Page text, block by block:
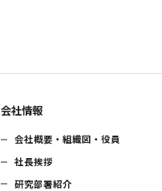
会社情報
会社概要・組織図・役員
社長挨拶
研究部署紹介